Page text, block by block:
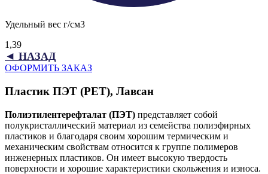
Удельный вес г/см3
1,39
◄ НАЗАД
ОФОРМИТЬ ЗАКАЗ
Пластик ПЭТ (PET), Лавсан
Полиэтилентерефталат (ПЭТ) представляет собой
полукристаллический материал из семейства полиэфирных
пластиков и благодаря своим хорошим термическим и
механическим свойствам относится к группе полимеров
инженерных пластиков. Он имеет высокую твердость
поверхности и хорошие характеристики скольжения и износа.